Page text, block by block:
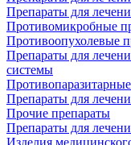
Препараты для
Противомикробные
Противоопухолевые
Препараты для
системы
Препараты для
Прочие препараты
Препараты для
Изделия